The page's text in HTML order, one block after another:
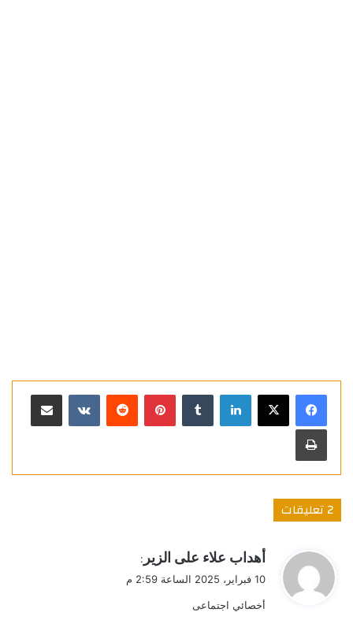
لينكدإن بينتيريست مشاركة عبر البريد
طباعة
‫2 تعليقات
ي
ل
أهداب علاء على الزير :
10 فبراير، 2025 الساعة 2:59 م
أخصائي اجتماعى